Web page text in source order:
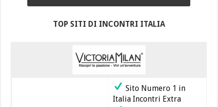
TOP SITI DI INCONTRI ITALIA
Sito Numero 1 in
Italia Incontri Extra